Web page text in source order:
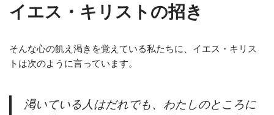
イエス・キリストの招き
そんな心の飢え渇きを覚えている私たちに、イエス・キリス
トは次のように言っています。
渇いている人はだれでも、わたしのところに